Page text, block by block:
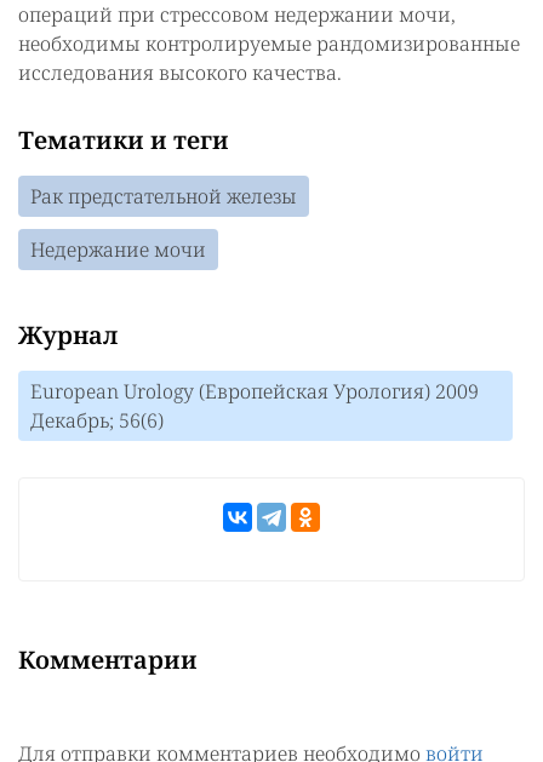
операций при стрессовом недержании мочи,
необходимы контролируемые рандомизированные
исследования высокого качества.
Тематики и теги
Рак предстательной железы
Недержание мочи
Журнал
European Urology (Европейская Урология) 2009
Декабрь; 56(6)
Комментарии
Для отправки комментариев необходимо войти